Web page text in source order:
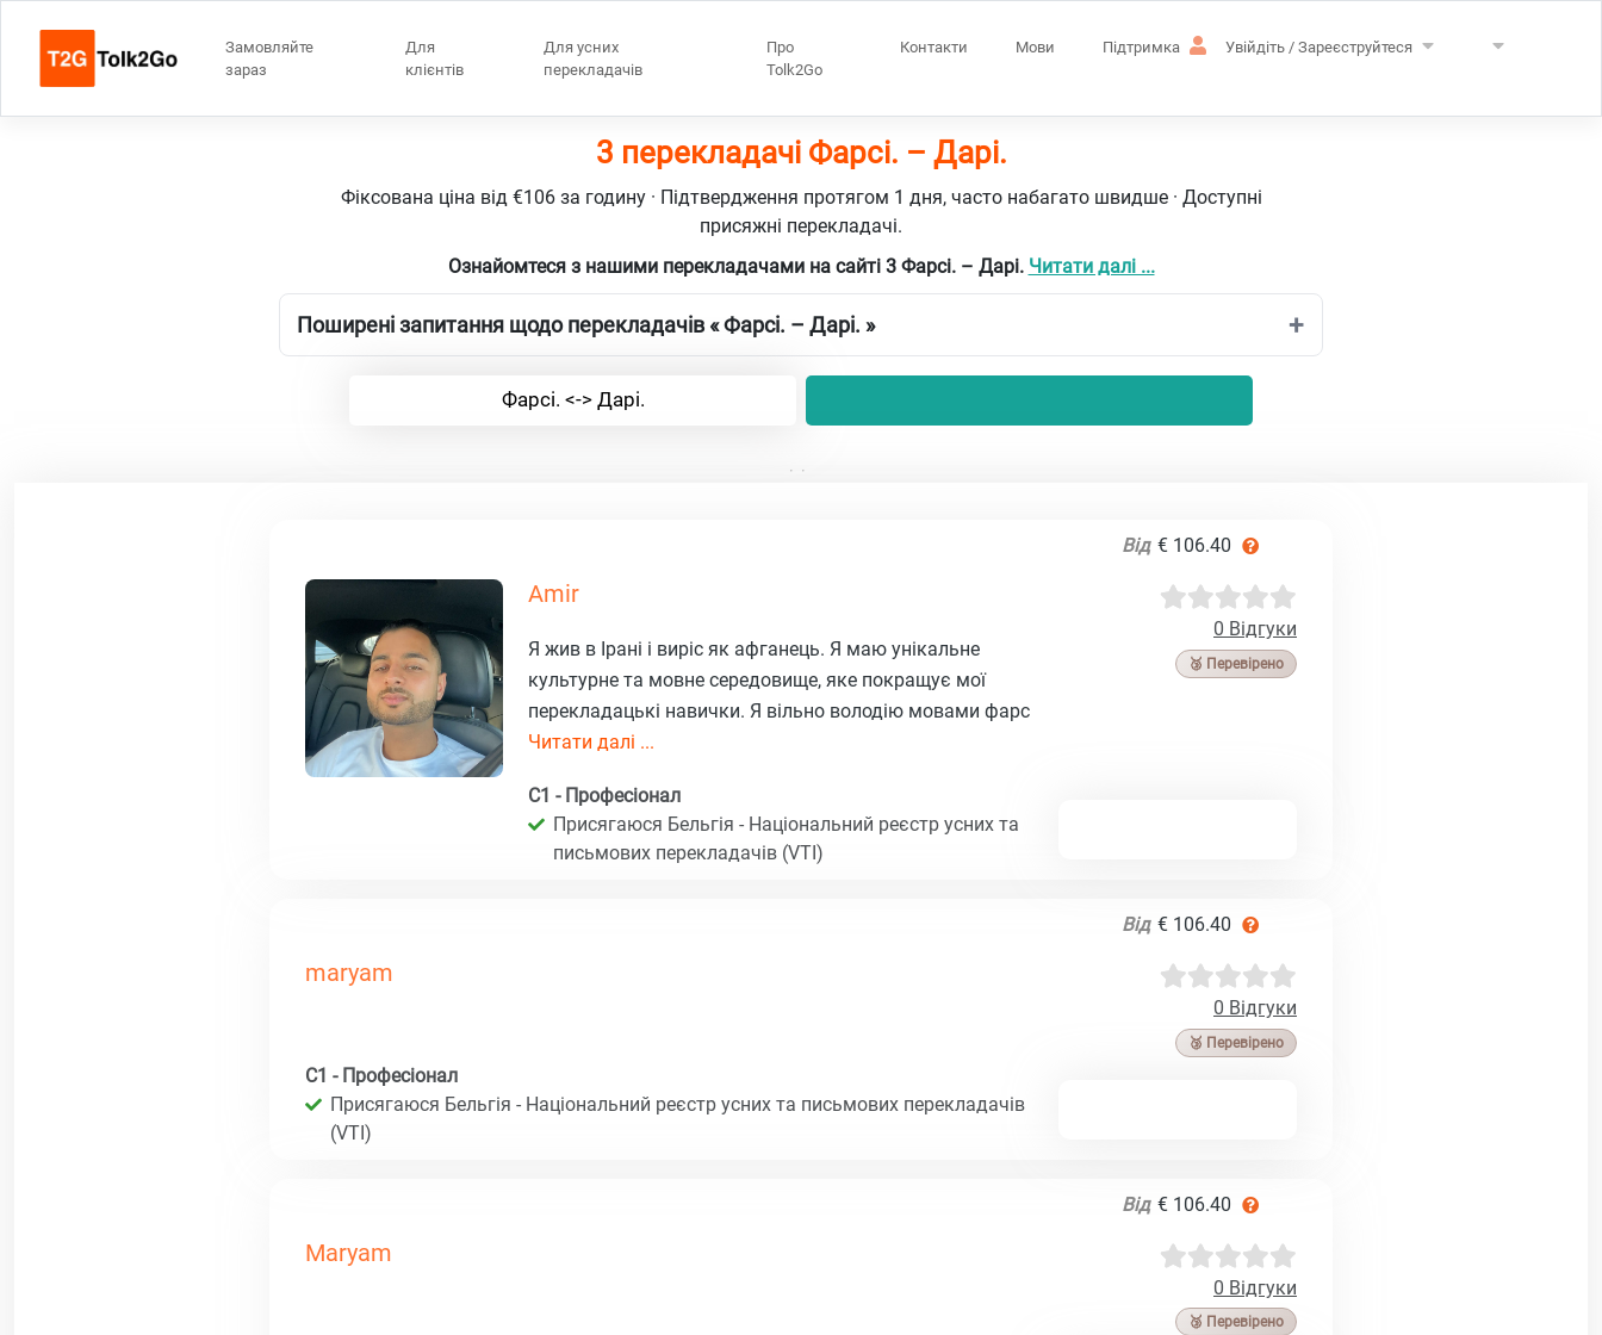
Замовляйте
зараз
Для
клієнтів
Для усних
перекладачів
Про
Tolk2Go
Контакти Мови Підтримка Увійдіть / Зареєструйтеся
3 перекладачі Фарсі. – Дарі.
Фіксована ціна від €106 за годину · Підтвердження протягом 1 дня, часто набагато швидше · Доступні
присяжні перекладачі.
Ознайомтеся з нашими перекладачами на сайті 3 Фарсі. – Дарі. Читати далі ...
Поширені запитання щодо перекладачів « Фарсі. – Дарі. »
Фарсі. <-> Дарі.
Від € 106.40
Amir
0 Відгуки
🥉 Перевірено
Я жив в Ірані і виріс як афганець. Я маю унікальне
культурне та мовне середовище, яке покращує мої
перекладацькі навички. Я вільно володію мовами фарс
Читати далі ...
C1 - Професіонал
Присягаюся Бельгія - Національний реєстр усних та
письмових перекладачів (VTI)
Від € 106.40
maryam
0 Відгуки
🥉 Перевірено
C1 - Професіонал
Присягаюся Бельгія - Національний реєстр усних та письмових перекладачів
(VTI)
Від € 106.40
Maryam
0 Відгуки
🥉 Перевірено